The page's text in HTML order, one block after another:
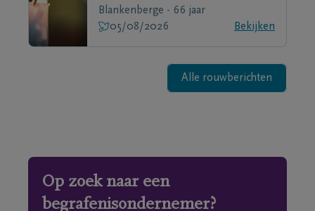
Blankenberge - 66 jaar
05/08/2026
Bekijken
Alle rouwberichten
Op zoek naar een
begrafenisondernemer?